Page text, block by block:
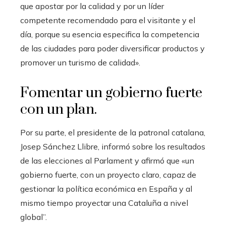
que apostar por la calidad y por un líder
competente recomendado para el visitante y el
día, porque su esencia especifica la competencia
de las ciudades para poder diversificar productos y
promover un turismo de calidad».
Fomentar un gobierno fuerte
con un plan.
Por su parte, el presidente de la patronal catalana,
Josep Sánchez Llibre, informó sobre los resultados
de las elecciones al Parlament y afirmó que «un
gobierno fuerte, con un proyecto claro, capaz de
gestionar la política económica en España y al
mismo tiempo proyectar una Cataluña a nivel
global”.